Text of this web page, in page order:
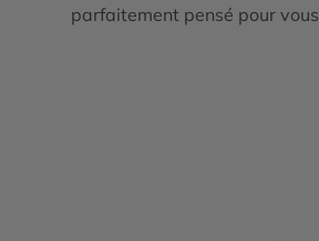
parfaitement pensé pour vous